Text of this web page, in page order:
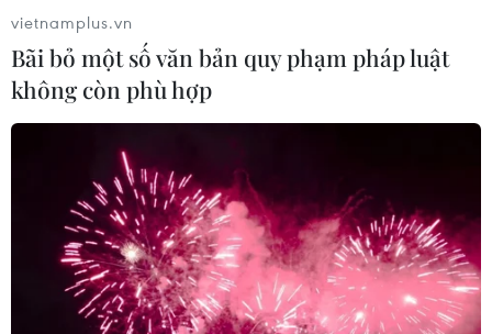
Chứng khoán 6/8: Cổ phiếu hóa chất
tăng trần, trắng bên bán giữa phiên
đỏ lửa
06/08/2026 09:40
vietnamplus.vn
Bãi bỏ một số văn bản quy phạm pháp luật
không còn phù hợp